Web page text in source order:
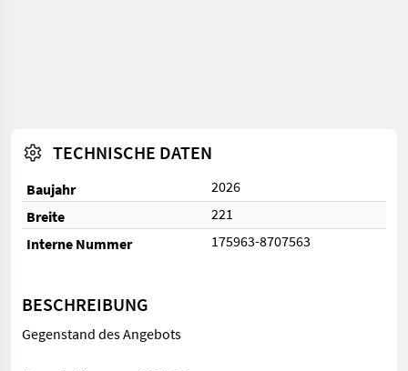
TECHNISCHE DATEN
Baujahr
2026
Breite
221
Interne Nummer
175963-8707563
BESCHREIBUNG
Gegenstand des Angebots